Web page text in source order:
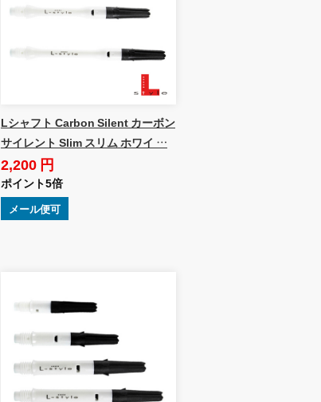
Lシャフト Carbon Silent カーボン
サイレント Slim スリム ホワイ …
2,200 円
ポイント5倍
メール便可